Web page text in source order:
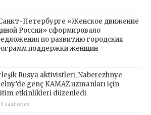
Петербурге «Женское движение
России» сформировало
по развитию городских
поддержки женщин
Rusya aktivistleri, Naberezhnye
genç KAMAZ uzmanları için
etkinlikleri düzenledi
saat önce